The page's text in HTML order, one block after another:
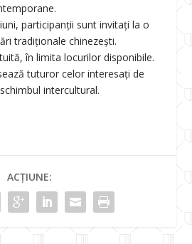
participanții sunt invitați la o
tradiționale chinezești.
în limita locurilor disponibile.
tuturor celor interesați de
intercultural.
ACȚIUNE: